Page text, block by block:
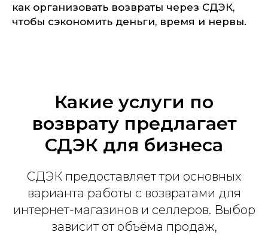
как организовать возвраты через СДЭК,
чтобы сэкономить деньги, время и нервы.
Какие услуги по
возврату предлагает
СДЭК для бизнеса
СДЭК предоставляет три основных
варианта работы с возвратами для
интернет-магазинов и селлеров. Выбор
зависит от объёма продаж,